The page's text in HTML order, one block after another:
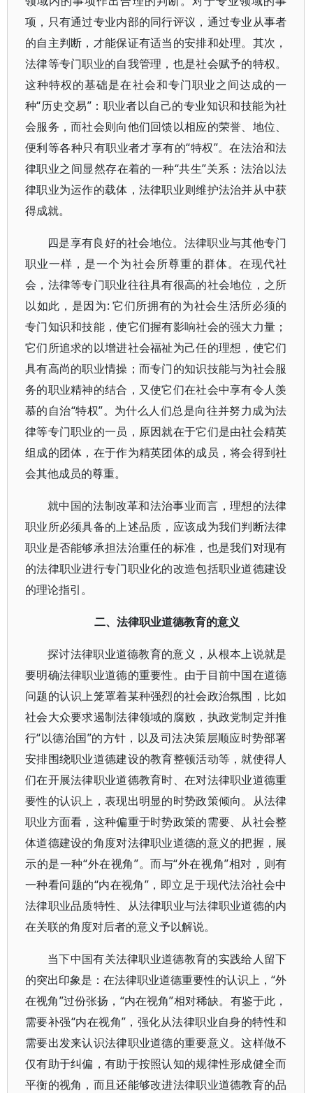
项，只有通过专业内部的同行评议，通过专业从事者
的自主判断，才能保证有适当的安排和处理。其次，
法律等专门职业的自我管理，也是社会赋予的特权。
这种特权的基础是在社会和专门职业之间达成的一
种“历史交易”：职业者以自己的专业知识和技能为社
会服务，而社会则向他们回馈以相应的荣誉、地位、
便利等各种只有职业者才享有的“特权”。在法治和法
律职业之间显然存在着的一种“共生”关系：法治以法
律职业为运作的载体，法律职业则维护法治并从中获
得成就。
四是享有良好的社会地位。法律职业与其他专门
职业一样，是一个为社会所尊重的群体。在现代社
会，法律等专门职业往往具有很高的社会地位，之所
以如此，是因为: 它们所拥有的为社会生活所必须的
专门知识和技能，使它们握有影响社会的强大力量；
它们所追求的以增进社会福祉为己任的理想，使它们
具有高尚的职业情操；而专门的知识技能与为社会服
务的职业精神的结合，又使它们在社会中享有令人羡
慕的自治“特权”。为什么人们总是向往并努力成为法
律等专门职业的一员，原因就在于它们是由社会精英
组成的团体，在于作为精英团体的成员，将会得到社
会其他成员的尊重。
就中国的法制改革和法治事业而言，理想的法律
职业所必须具备的上述品质，应该成为我们判断法律
职业是否能够承担法治重任的标准，也是我们对现有
的法律职业进行专门职业化的改造包括职业道德建设
的理论指引。
二、法律职业道德教育的意义
探讨法律职业道德教育的意义，从根本上说就是
要明确法律职业道德的重要性。由于目前中国在道德
问题的认识上笼罩着某种强烈的社会政治氛围，比如
社会大众要求遏制法律领域的腐败，执政党制定并推
行“以德治国”的方针，以及司法决策层顺应时势部署
安排围绕职业道德建设的教育整顿活动等，就使得人
们在开展法律职业道德教育时、在对法律职业道德重
要性的认识上，表现出明显的时势政策倾向。从法律
职业方面看，这种偏重于时势政策的需要、从社会整
体道德建设的角度对法律职业道德的意义的把握，展
示的是一种“外在视角”。而与“外在视角”相对，则有
一种看问题的“内在视角”，即立足于现代法治社会中
法律职业品质特性、从法律职业与法律职业道德的内
在关联的角度对后者的意义予以解说。
当下中国有关法律职业道德教育的实践给人留下
的突出印象是：在法律职业道德重要性的认识上，“外
在视角”过份张扬，“内在视角”相对稀缺。有鉴于此，
需要补强“内在视角”，强化从法律职业自身的特性和
需要出发来认识法律职业道德的重要意义。这样做不
仅有助于纠偏，有助于按照认知的规律性形成健全而
平衡的视角，而且还能够改进法律职业道德教育的品